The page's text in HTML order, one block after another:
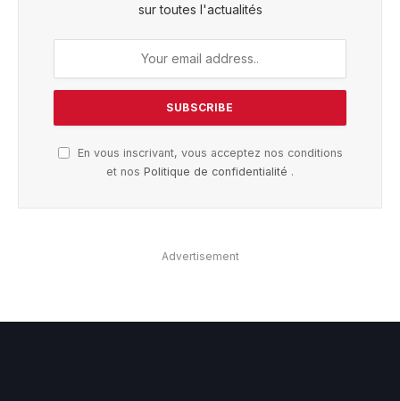
sur toutes l'actualités
En vous inscrivant, vous acceptez nos conditions
et nos Politique de confidentialité .
Advertisement